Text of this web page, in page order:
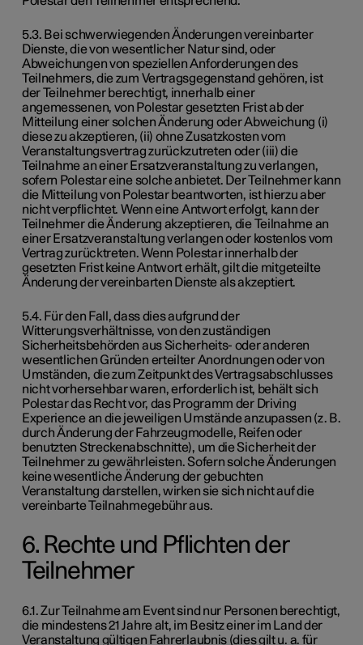
5.3. Bei schwerwiegenden Änderungen vereinbarter
Dienste, die von wesentlicher Natur sind, oder
Abweichungen von speziellen Anforderungen des
Teilnehmers, die zum Vertragsgegenstand gehören, ist
der Teilnehmer berechtigt, innerhalb einer
angemessenen, von Polestar gesetzten Frist ab der
Mitteilung einer solchen Änderung oder Abweichung (i)
diese zu akzeptieren, (ii) ohne Zusatzkosten vom
Veranstaltungsvertrag zurückzutreten oder (iii) die
Teilnahme an einer Ersatzveranstaltung zu verlangen,
sofern Polestar eine solche anbietet. Der Teilnehmer kann
die Mitteilung von Polestar beantworten, ist hierzu aber
nicht verpflichtet. Wenn eine Antwort erfolgt, kann der
Teilnehmer die Änderung akzeptieren, die Teilnahme an
einer Ersatzveranstaltung verlangen oder kostenlos vom
Vertrag zurücktreten. Wenn Polestar innerhalb der
gesetzten Frist keine Antwort erhält, gilt die mitgeteilte
Änderung der vereinbarten Dienste als akzeptiert.
5.4. Für den Fall, dass dies aufgrund der
Witterungsverhältnisse, von den zuständigen
Sicherheitsbehörden aus Sicherheits- oder anderen
wesentlichen Gründen erteilter Anordnungen oder von
Umständen, die zum Zeitpunkt des Vertragsabschlusses
nicht vorhersehbar waren, erforderlich ist, behält sich
Polestar das Recht vor, das Programm der Driving
Experience an die jeweiligen Umstände anzupassen (z. B.
durch Änderung der Fahrzeugmodelle, Reifen oder
benutzten Streckenabschnitte), um die Sicherheit der
Teilnehmer zu gewährleisten. Sofern solche Änderungen
keine wesentliche Änderung der gebuchten
Veranstaltung darstellen, wirken sie sich nicht auf die
vereinbarte Teilnahmegebühr aus.
6. Rechte und Pflichten der
Teilnehmer
6.1. Zur Teilnahme am Event sind nur Personen berechtigt,
die mindestens 21 Jahre alt, im Besitz einer im Land der
Veranstaltung gültigen Fahrerlaubnis (dies gilt u. a. für